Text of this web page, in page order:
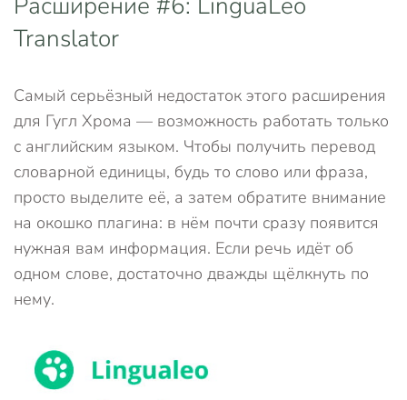
Translator
Самый серьёзный недостаток этого расширения
для Гугл Хрома — возможность работать только
с английским языком. Чтобы получить перевод
словарной единицы, будь то слово или фраза,
просто выделите её, а затем обратите внимание
на окошко плагина: в нём почти сразу появится
нужная вам информация. Если речь идёт об
одном слове, достаточно дважды щёлкнуть по
нему.